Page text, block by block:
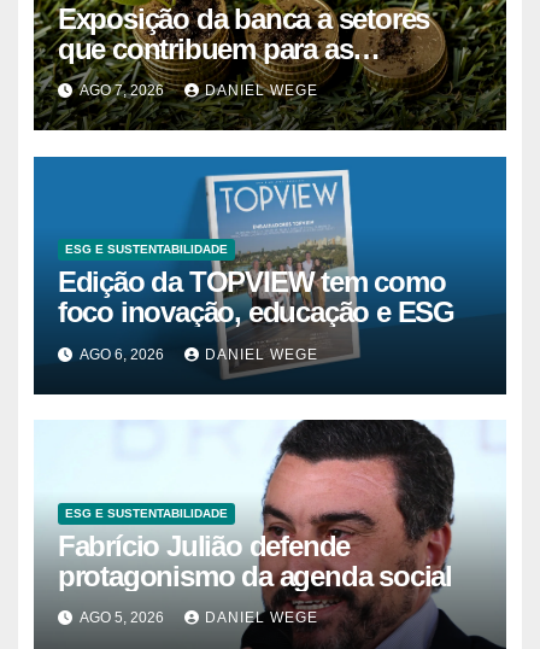
Exposição da banca a setores
que contribuem para as
alterações climáticas mantém-se
nos 62%
AGO 7, 2026 DANIEL WEGE
ESG E SUSTENTABILIDADE
Edição da TOPVIEW tem como
foco inovação, educação e ESG
AGO 6, 2026 DANIEL WEGE
ESG E SUSTENTABILIDADE
Fabrício Julião defende
protagonismo da agenda social
AGO 5, 2026 DANIEL WEGE